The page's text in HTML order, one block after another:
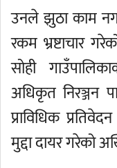
उनले झुठा काम
रकम भ्रष्टाचार
सोही
अधिकृत निरञ्जन
प्राविधिक
मुद्दा दायर गरेको